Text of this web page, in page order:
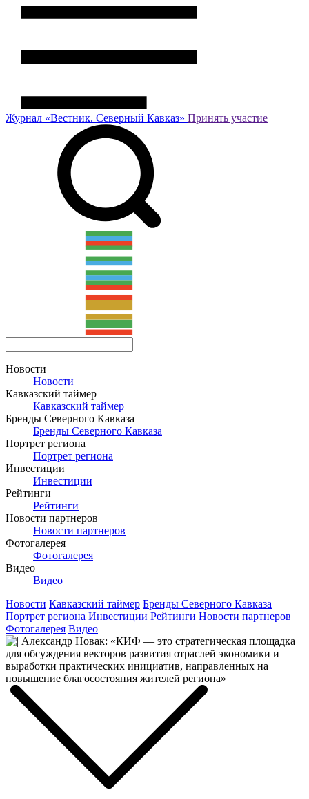
Журнал «Вестник. Северный Кавказ» Принять участие
Новости
Новости
Кавказский таймер
Кавказский таймер
Бренды Северного Кавказа
Бренды Северного Кавказа
Портрет региона
Портрет региона
Инвестиции
Инвестиции
Рейтинги
Рейтинги
Новости партнеров
Новости партнеров
Фотогалерея
Фотогалерея
Видео
Видео
Новости Кавказский таймер Бренды Северного Кавказа
Портрет региона Инвестиции Рейтинги Новости партнеров
Фотогалерея Видео